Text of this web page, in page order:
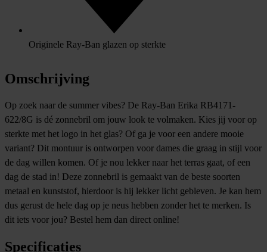
Originele Ray-Ban glazen op sterkte
Omschrijving
Op zoek naar de summer vibes? De Ray-Ban Erika RB4171-
622/8G is dé zonnebril om jouw look te volmaken. Kies jij voor op
sterkte met het logo in het glas? Of ga je voor een andere mooie
variant? Dit montuur is ontworpen voor dames die graag in stijl voor
de dag willen komen. Of je nou lekker naar het terras gaat, of een
dag de stad in! Deze zonnebril is gemaakt van de beste soorten
metaal en kunststof, hierdoor is hij lekker licht gebleven. Je kan hem
dus gerust de hele dag op je neus hebben zonder het te merken. Is
dit iets voor jou? Bestel hem dan direct online!
Specificaties